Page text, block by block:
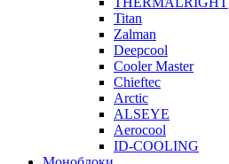
Titan
Zalman
Deepcool
Cooler Master
Chieftec
Arctic
ALSEYE
Aerocool
ID-COOLING